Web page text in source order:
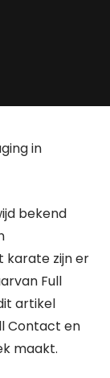
in
bekend
karate zijn er
Full
artikel
Contact en
maakt.